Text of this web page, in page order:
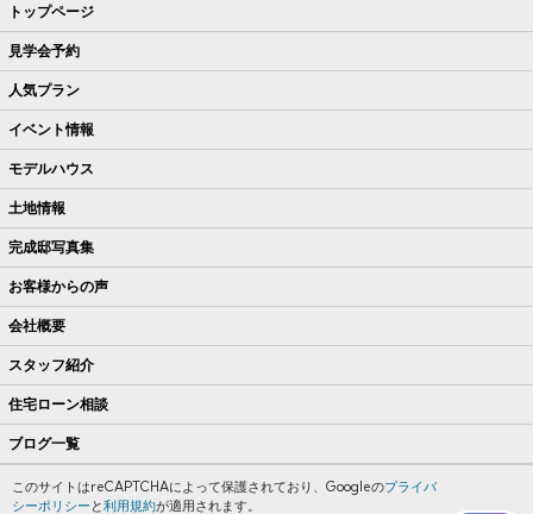
トップページ
見学会予約
人気プラン
イベント情報
モデルハウス
土地情報
完成邸写真集
お客様からの声
会社概要
スタッフ紹介
住宅ローン相談
ブログ一覧
このサイトはreCAPTCHAによって保護されており、Googleのプライバ
シーポリシー と利用規約が適用されます。